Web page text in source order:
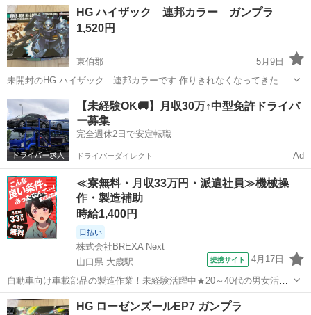
にされる方は、購入ご遠慮ください。 受け渡しは湯梨浜町役場周辺を
希望しますが、相談に乗りま...
鳥取 東伯郡 模型、プラモデル ザクII
HG ハイザック 連邦カラー ガンプラ
1,520円
東伯郡
5月9日
未開封のHG ハイザック 連邦カラーです 作りきれなくなってきたた
め、積みプラ整理します。 タバコは吸っていませんが、猫を飼ってい
ます。 気にされる方は、購入ご遠慮ください。 受け渡しは湯梨浜町役
場周辺を希望しますが、相談に...
鳥取 東伯郡 模型、プラモデル ガンプラ
【未経験OK🚚】月収30万↑中型免許ドライバ
ー募集
完全週休2日で安定転職
ドライバーダイレクト Ad
≪寮無料・月収33万円・派遣社員≫機械操
作・製造補助
時給1,400円
日払い
株式会社BREXA Next
山口県 大歳駅
提携サイト 4月17日
自動車向け車載部品の製造作業！未経験活躍中★20～40代の男女活躍
中！友達同士での応募OK！備品付きワンルーム寮費無料！赴任旅費会
社負担！生活支援物資事前対応可◎格安食堂利用可！年間休日135日
山口 山口市 大歳駅 その他
HG ローゼンズールEP7 ガンプラ